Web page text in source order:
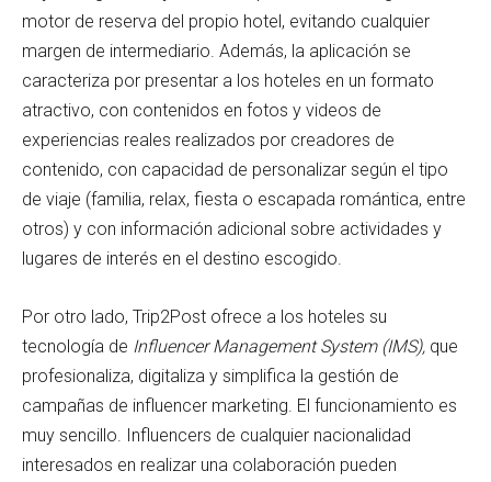
motor de reserva del propio hotel, evitando cualquier
margen de intermediario. Además, la aplicación se
caracteriza por presentar a los hoteles en un formato
atractivo, con contenidos en fotos y videos de
experiencias reales realizados por creadores de
contenido, con capacidad de personalizar según el tipo
de viaje (familia, relax, fiesta o escapada romántica, entre
otros) y con información adicional sobre actividades y
lugares de interés en el destino escogido.
Por otro lado, Trip2Post ofrece a los hoteles su
tecnología de Influencer Management System (IMS), que
profesionaliza, digitaliza y simplifica la gestión de
campañas de influencer marketing. El funcionamiento es
muy sencillo. Influencers de cualquier nacionalidad
interesados en realizar una colaboración pueden